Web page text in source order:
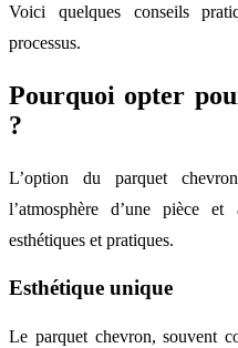
Voici quelques conseils
processus.
Pourquoi opter
?
L’option du parquet
l’atmosphère d’une pièce
esthétiques et pratiques.
Esthétique unique
Le parquet chevron, souvent